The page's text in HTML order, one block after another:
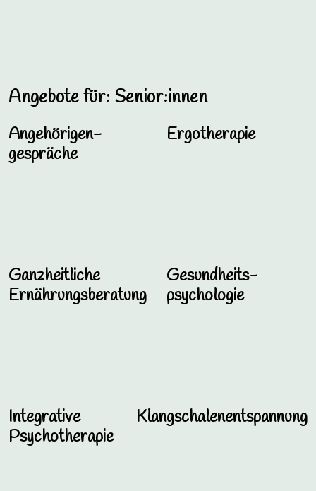
Angebote für: Senior:innen
Angehörigen­
gespräche
Ergotherapie
Ganzheitliche
Ernährungsberatung
Gesundheits­­
psychologie
Integrative
Psychotherapie
Klangschalenentspannung